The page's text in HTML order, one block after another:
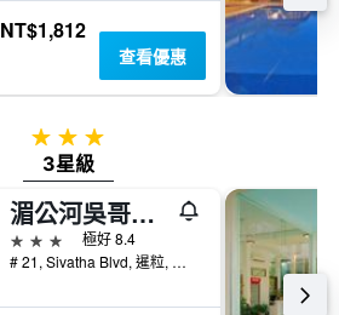
NT$1,812
查看優惠
3星級
3星級
湄公河吳哥宮酒店
3星級
極好 8.4
# 21, Sivatha Blvd, 暹粒, 柬埔寨